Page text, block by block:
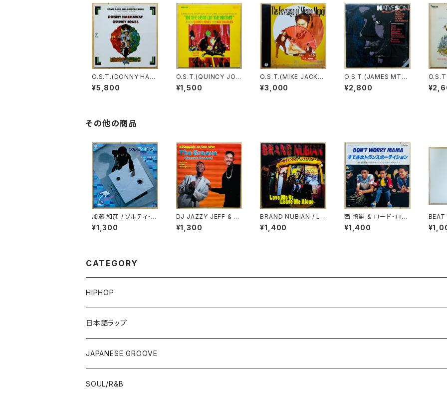
O.S.T.(DONNY HAT
HAWAY) / COME BA
CK CHARLESTON B
¥5,800
O.S.T.(QUINCY JON
ES) / IN THE HEAT O
F THE NIGHT
¥1,500
O.S.T.(MIKE JACKS
ON & SOUL PROVID
ERS) / THE REVENG
¥3,000
O.S.T.(JAMES MTU
ME) / NATIVE SON
¥2,800
UGO
O) /
その他の商品
加藤 和彦 / ソルティ・ド
ッグ(SALTY DOG)
¥1,300
DJ JAZZY JEFF & T
HE FRESH PRINCE /
THE GROOVE(JAZZ
¥1,300
BRAND NUBIAN / LO
VE ME OR LEAVE ME
ALONE
¥1,400
西 慎嗣 & ロード・ロー
ド・ローディ・ミス・クロ
ーディ・グループ / DO
¥1,400
ER
(60
CATEGORY
HIPHOP
12"/7"
80'S OLD SCHOOL
EARLY 90'S MIDDLE〜NEW SCHOOL
LP
80'S OLD SCHOOL
日本語ラップ
12"/7"
80'S OLD SCHOOL〜EARLY 90'S
LP
JAPANESE GROOVE
LP
SOUL/R&B